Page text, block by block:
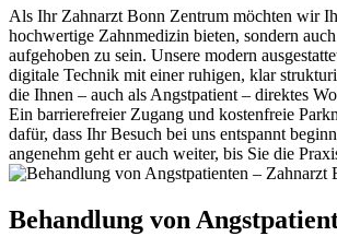
Als Ihr Zahnarzt Bonn Zentrum möchten wir
hochwertige Zahnmedizin bieten, sondern
aufgehoben zu sein. Unsere modern
digitale Technik mit einer ruhigen, klar
die Ihnen – auch als Angstpatient – direktes
Ein barrierefreier Zugang und kostenfreie
dafür, dass Ihr Besuch bei uns entspannt
angenehm geht er auch weiter, bis Sie die
Behandlung von